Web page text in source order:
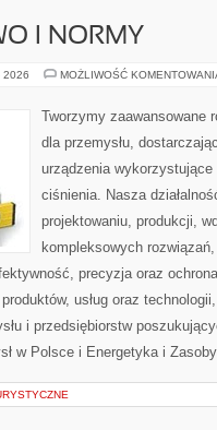
I NORMY
2026 MOŻLIWOŚĆ
Tworzymy zaawansowane
dla przemysłu,
urządzenia
ciśnienia. Nasza
projektowaniu, produkcji,
kompleksowych
precyzja oraz
usług oraz
i przedsiębiorstw
w Polsce i Energetyka i